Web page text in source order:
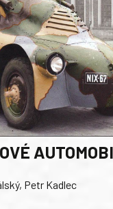
Petr Kadlec